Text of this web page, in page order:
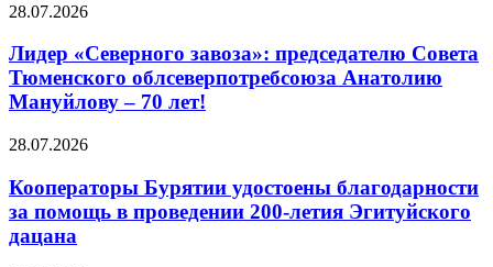
28.07.2026
Лидер «Северного завоза»: председателю Совета
Тюменского облсеверпотребсоюза Анатолию
Мануйлову – 70 лет!
28.07.2026
Кооператоры Бурятии удостоены благодарности
за помощь в проведении 200-летия Эгитуйского
дацана